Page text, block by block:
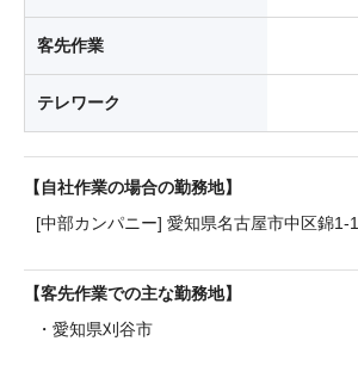
客先作業
テレワーク
自社作業の場合の勤務地
[中部カンパニー] 愛知県名古屋市中区錦1-
客先作業での主な勤務地
・愛知県刈谷市